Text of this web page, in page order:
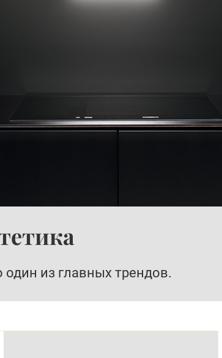
из главных трендов.